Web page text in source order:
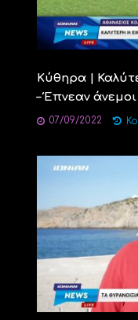
Κύθηρα |
– Έπνεαν
07/09/2022